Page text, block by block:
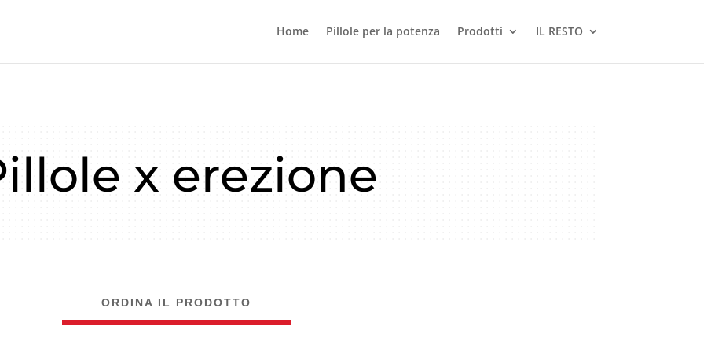
Home Pillole per la potenza Prodotti IL RESTO
x erezione
ORDINA IL PRODOTTO